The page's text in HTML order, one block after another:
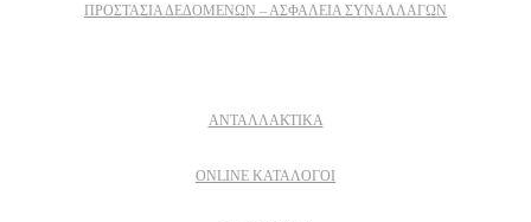
ΠΡΟΣΤΑΣΊΑ ΔΕΔΟΜΈΝΩΝ – ΑΣΦΆΛΕΙΑ ΣΥΝΑΛΛΑΓΏΝ
ΑΝΤΑΛΛΑΚΤΙΚΑ
ONLINE ΚΑΤΑΛΟΓΟΙ